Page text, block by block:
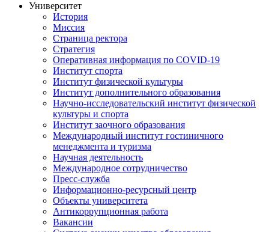
Университет
История
Миссия
Страница ректора
Стратегия
Оперативная информация по COVID-19
Институт спорта
Институт физической культуры
Институт дополнительного образования
Научно-исследовательский институт физической
культуры и спорта
Институт заочного образования
Международный институт гостиничного
менеджмента и туризма
Научная деятельность
Международное сотрудничество
Пресс-служба
Информационно-ресурсный центр
Объекты университета
Антикоррупционная работа
Вакансии